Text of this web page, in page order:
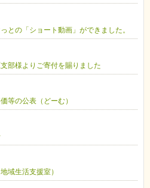
との「ショート動画」ができました。
部様よりご寄付を賜りました
等の公表（どーむ）
域生活支援室）